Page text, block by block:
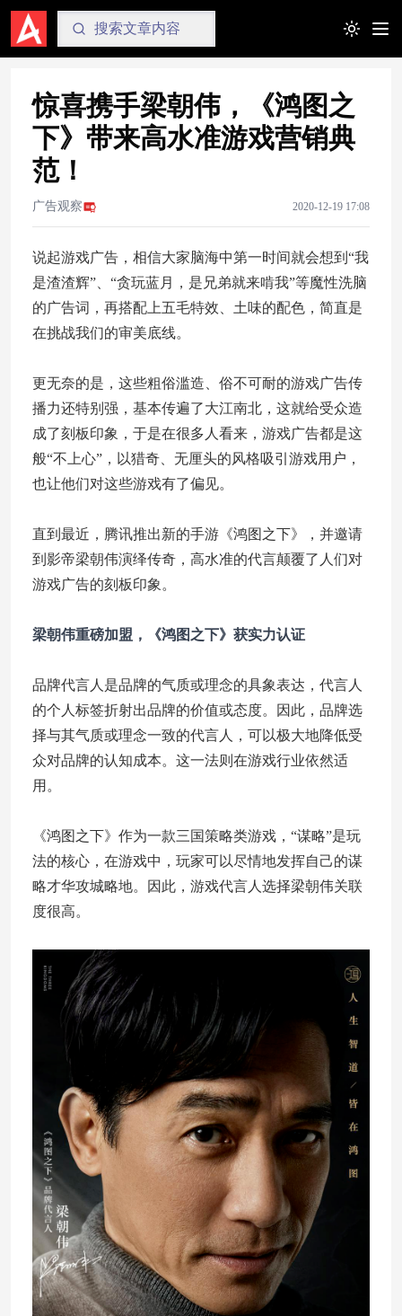
Toggle
惊喜携手梁朝伟，《鸿图之
下》带来高水准游戏营销典
范！
广告观察 2020-12-19 17:08
说起游戏广告，相信大家脑海中第一时间就会想到“我
是渣渣辉”、“贪玩蓝月，是兄弟就来啃我”等魔性洗脑
的广告词，再搭配上五毛特效、土味的配色，简直是
在挑战我们的审美底线。
更无奈的是，这些粗俗滥造、俗不可耐的游戏广告传
播力还特别强，基本传遍了大江南北，这就给受众造
成了刻板印象，于是在很多人看来，游戏广告都是这
般“不上心”，以猎奇、无厘头的风格吸引游戏用户，
也让他们对这些游戏有了偏见。
直到最近，腾讯推出新的手游《鸿图之下》，并邀请
到影帝梁朝伟演绎传奇，高水准的代言颠覆了人们对
游戏广告的刻板印象。
梁朝伟重磅加盟，《鸿图之下》获实力认证
品牌代言人是品牌的气质或理念的具象表达，代言人
的个人标签折射出品牌的价值或态度。因此，品牌选
择与其气质或理念一致的代言人，可以极大地降低受
众对品牌的认知成本。这一法则在游戏行业依然适
用。
《鸿图之下》作为一款三国策略类游戏，“谋略”是玩
法的核心，在游戏中，玩家可以尽情地发挥自己的谋
略才华攻城略地。因此，游戏代言人选择梁朝伟关联
度很高。